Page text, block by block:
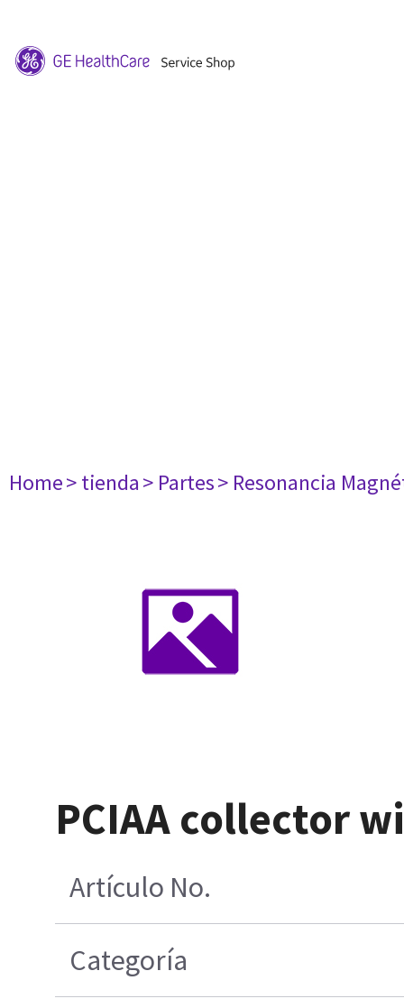
Home> tienda> Partes> Resonancia
PCIAA collector
Artículo No.
Categoría